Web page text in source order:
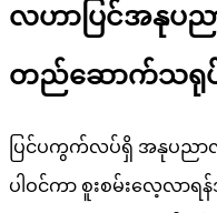
လဟာပြင်အနုပည
တည်ဆောက်သရုပ်ဖ
ပြင်ပကွက်လပ်ရှိ အနုပညာ
ပါဝင်ကာ စူးစမ်းလေ့လာ